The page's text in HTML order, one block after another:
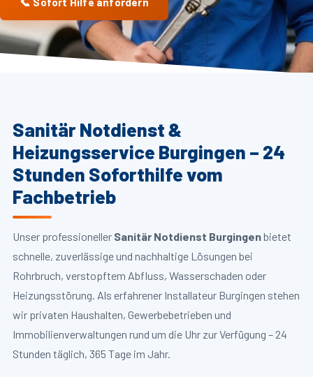
Sanitär Notdienst &
Heizungsservice Burgingen – 24
Stunden Soforthilfe vom
Fachbetrieb
Unser professioneller Sanitär Notdienst Burgingenbietet
schnelle, zuverlässige und nachhaltige Lösungen bei
Rohrbruch, verstopftem Abfluss, Wasserschaden oder
Heizungsstörung. Als erfahrener Installateur Burgingen stehen
wir privaten Haushalten, Gewerbebetrieben und
Immobilienverwaltungen rund um die Uhr zur Verfügung – 24
Stunden täglich, 365 Tage im Jahr.